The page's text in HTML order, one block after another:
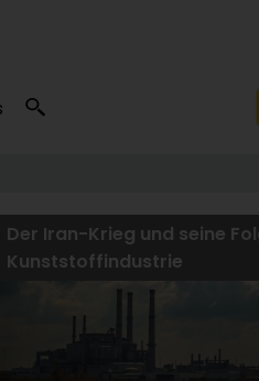
Der Iran-Krieg und seine
Kunststoffindustrie